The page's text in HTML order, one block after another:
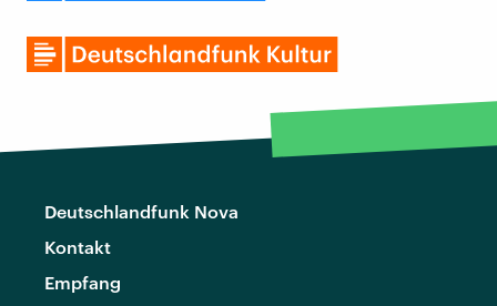
Deutschlandfunk Nova
Kontakt
Empfang